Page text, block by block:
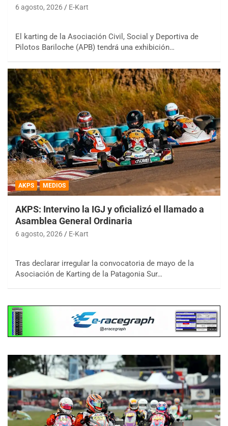
6 agosto, 2026 E-Kart
El karting de la Asociación Civil, Social y Deportiva de
Pilotos Bariloche (APB) tendrá una exhibición…
AKPS MEDIOS
AKPS: Intervino la IGJ y oficializó el llamado a
Asamblea General Ordinaria
6 agosto, 2026 E-Kart
Tras declarar irregular la convocatoria de mayo de la
Asociación de Karting de la Patagonia Sur…